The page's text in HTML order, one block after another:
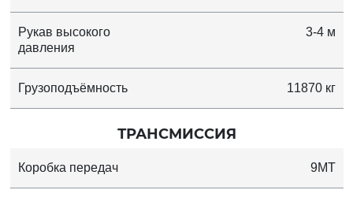
Рукав высокого
давления
3-4 м
Грузоподъёмность 11870 кг
ТРАНСМИССИЯ
Коробка передач 9MT